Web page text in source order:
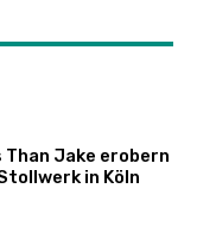
Jake erobern
in Köln